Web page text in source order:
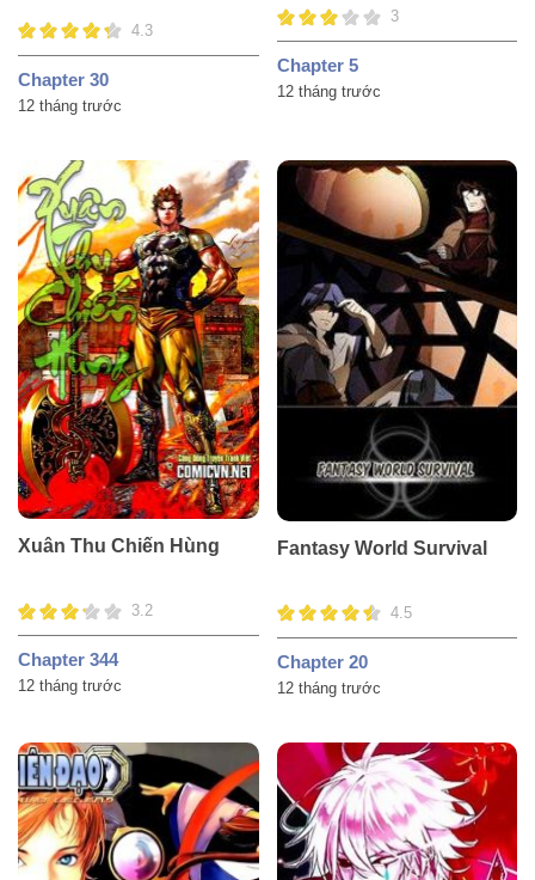
4.3
Chapter 30
12 tháng trước
3
Chapter 5
12 tháng trước
Xuân Thu Chiến Hùng
3.2
Chapter 344
12 tháng trước
Fantasy World Survival
4.5
Chapter 20
12 tháng trước